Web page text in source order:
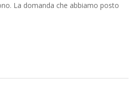
La domanda che abbiamo posto